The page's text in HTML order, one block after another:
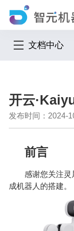
文档中心
开云
发布时间：2024-
前言
感谢您关注灵
成机器人的搭建。